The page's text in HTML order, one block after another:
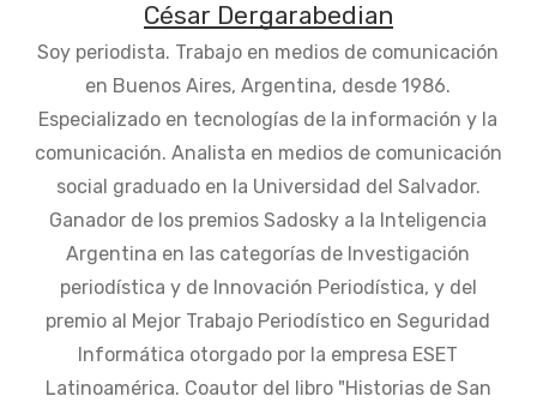
César Dergarabedian
Soy periodista. Trabajo en medios de comunicación
en Buenos Aires, Argentina, desde 1986.
Especializado en tecnologías de la información y la
comunicación. Analista en medios de comunicación
social graduado en la Universidad del Salvador.
Ganador de los premios Sadosky a la Inteligencia
Argentina en las categorías de Investigación
periodística y de Innovación Periodística, y del
premio al Mejor Trabajo Periodístico en Seguridad
Informática otorgado por la empresa ESET
Latinoamérica. Coautor del libro "Historias de San